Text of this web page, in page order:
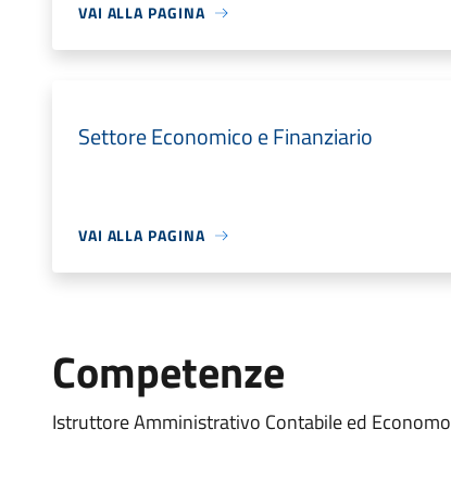
VAI ALLA PAGINA
Settore Economico e Finanziario
VAI ALLA PAGINA
Competenze
Istruttore Amministrativo Contabile ed Economo